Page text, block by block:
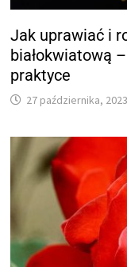
Jak uprawiać i
białokwiatową
praktyce
27 października, 2023